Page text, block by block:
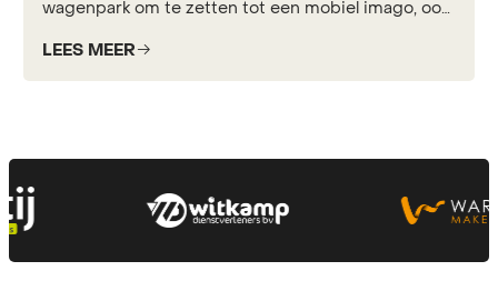
wagenpark om te zetten tot een mobiel imago, ook
LEES MEER